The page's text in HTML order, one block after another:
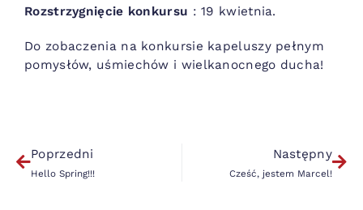
Rozstrzygnięcie konkursu : 19 kwietnia.
Do zobaczenia na konkursie kapeluszy pełnym
pomysłów, uśmiechów i wielkanocnego ducha!
Poprzedni
Hello Spring!!!
Następny
Cześć, jestem Marcel!